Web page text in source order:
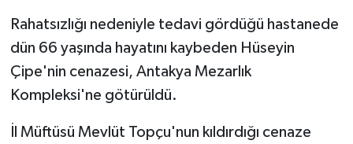
Rahatsızlığı nedeniyle tedavi gördüğü hastanede
dün 66 yaşında hayatını kaybeden Hüseyin
Çipe'nin cenazesi, Antakya Mezarlık
Kompleksi'ne götürüldü.
İl Müftüsü Mevlüt Topçu'nun kıldırdığı cenaze